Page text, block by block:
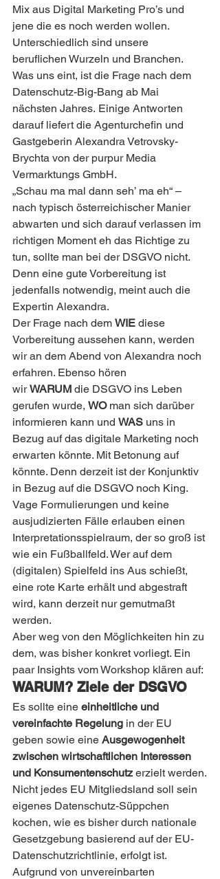
Mix aus Digital Marketing Pro’s und
jene die es noch werden wollen.
Unterschiedlich sind unsere
beruflichen Wurzeln und Branchen.
Was uns eint, ist die Frage nach dem
Datenschutz-Big-Bang ab Mai
nächsten Jahres. Einige Antworten
darauf liefert die Agenturchefin und
Gastgeberin Alexandra Vetrovsky-
Brychta von der purpur Media
Vermarktungs GmbH.
„Schau ma mal dann seh’ ma eh“ –
nach typisch österreichischer Manier
abwarten und sich darauf verlassen im
richtigen Moment eh das Richtige zu
tun, sollte man bei der DSGVO nicht.
Denn eine gute Vorbereitung ist
jedenfalls notwendig, meint auch die
Expertin Alexandra.
Der Frage nach dem WIE diese
Vorbereitung aussehen kann, werden
wir an dem Abend von Alexandra noch
erfahren. Ebenso hören
wir WARUM die DSGVO ins Leben
gerufen wurde, WO man sich darüber
informieren kann und WAS uns in
Bezug auf das digitale Marketing noch
erwarten könnte. Mit Betonung auf
könnte. Denn derzeit ist der Konjunktiv
in Bezug auf die DSGVO noch King.
Vage Formulierungen und keine
ausjudizierten Fälle erlauben einen
Interpretationsspielraum, der so groß ist
wie ein Fußballfeld. Wer auf dem
(digitalen) Spielfeld ins Aus schießt,
eine rote Karte erhält und abgestraft
wird, kann derzeit nur gemutmaßt
werden.
Aber weg von den Möglichkeiten hin zu
dem, was bisher konkret vorliegt. Ein
paar Insights vom Workshop klären auf:
WARUM? Ziele der DSGVO
Es sollte eine einheitliche und
vereinfachte Regelung in der EU
geben sowie eine Ausgewogenheit
zwischen wirtschaftlichen Interessen
und Konsumentenschutz erzielt werden.
Nicht jedes EU Mitgliedsland soll sein
eigenes Datenschutz-Süppchen
kochen, wie es bisher durch nationale
Gesetzgebung basierend auf der EU-
Datenschutzrichtlinie, erfolgt ist.
Aufgrund von unvereinbarten